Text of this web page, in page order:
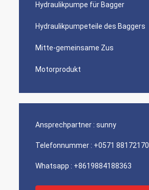
Hydraulikpumpe für Bagger
Hydraulikpumpeteile des Baggers
Mitte-gemeinsame Zus
Motorprodukt
Ansprechpartner : sunny
Telefonnummer : +0571 88172170
Whatsapp : +8619884188363